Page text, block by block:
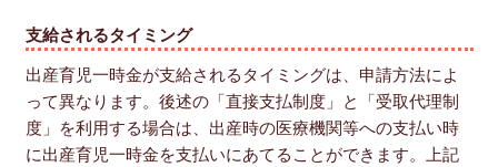
支給されるタイミング
出産育児一時金が支給されるタイミングは、申請方法によ
って異なります。後述の「直接支払制度」と「受取代理制
度」を利用する場合は、出産時の医療機関等への支払い時
に出産育児一時金を支払いにあてることができます。上記